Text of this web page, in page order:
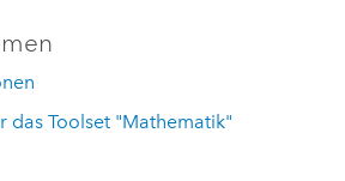
das Toolset "Mathematik"